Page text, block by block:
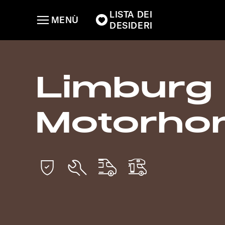
LISTA DEI
DESIDERI
MENÙ
Limburg